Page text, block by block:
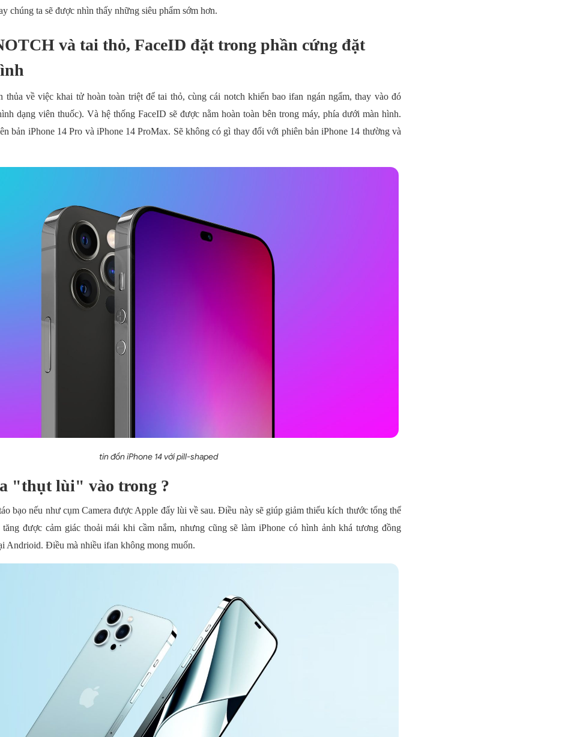
chúng ta sẽ được nhìn thấy những siêu phẩm sớm hơn.
và tai thỏ, FaceID đặt trong phần cứng đặt
thủa về việc khai tử hoàn toàn triệt để tai thỏ, cùng cái notch khiến bao ifan ngán ngẩm, thay vào đó
dạng viên thuốc). Và hệ thống FaceID sẽ được nằm hoàn toàn bên trong máy, phía dưới màn hình.
bản iPhone 14 Pro và iPhone 14 ProMax. Sẽ không có gì thay đổi với phiên bản iPhone 14 thường và
tin đồn iPhone 14 với pill-shaped
"thụt lùi" vào trong ?
bạo nếu như cụm Camera được Apple đẩy lùi về sau. Điều này sẽ giúp giảm thiểu kích thước tổng thể
tăng được cảm giác thoải mái khi cầm nắm, nhưng cũng sẽ làm iPhone có hình ảnh khá tương đồng
Andrioid. Điều mà nhiều ifan không mong muốn.